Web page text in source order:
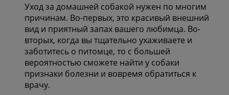
Уход за домашней собакой нужен по многим
причинам. Во-первых, это красивый внешний
вид и приятный запах вашего любимца. Во-
вторых, когда вы тщательно ухаживаете и
заботитесь о питомце, то с большей
вероятностью сможете найти у собаки
признаки болезни и вовремя обратиться к
врачу.